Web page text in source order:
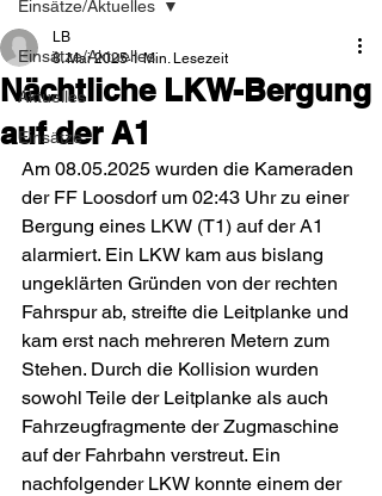
Einsätze/Aktuelles
Aktuelles
Einsätze
Einsätze/Aktuelles
Nächtliche LKW-Bergung
auf der A1
LB
8. Mai 2025 1 Min. Lesezeit
Am 08.05.2025 wurden die Kameraden
der FF Loosdorf um 02:43 Uhr zu einer
Bergung eines LKW (T1) auf der A1
alarmiert. Ein LKW kam aus bislang
ungeklärten Gründen von der rechten
Fahrspur ab, streifte die Leitplanke und
kam erst nach mehreren Metern zum
Stehen. Durch die Kollision wurden
sowohl Teile der Leitplanke als auch
Fahrzeugfragmente der Zugmaschine
auf der Fahrbahn verstreut. Ein
nachfolgender LKW konnte einem der